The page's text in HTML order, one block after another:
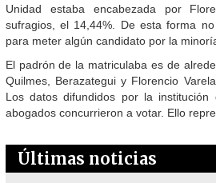
Unidad estaba encabezada por
sufragios, el 14,44%. De esta forma
para meter algún candidato por la
El padrón de la matriculaba es de
Quilmes, Berazategui y Florencio
Los datos difundidos por la
abogados concurrieron a votar. Ello
Últimas noticias